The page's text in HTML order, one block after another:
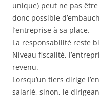
unique) peut ne pas
donc possible
l’entreprise à sa place.
La responsabilité reste
Niveau fiscalité,
revenu.
Lorsqu’un tiers dirige
salarié, sinon, le